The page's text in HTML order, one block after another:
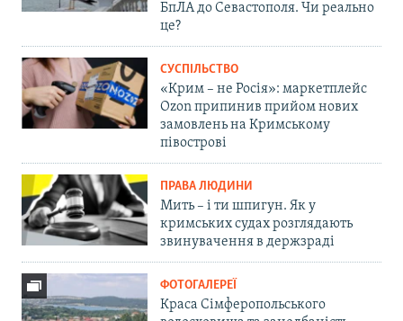
БпЛА до Севастополя. Чи реально
це?
СУСПІЛЬСТВО
«Крим – не Росія»: маркетплейс
Ozon припинив прийом нових
замовлень на Кримському
півострові
ПРАВА ЛЮДИНИ
Мить – і ти шпигун. Як у
кримських судах розглядають
звинувачення в держзраді
ФОТОГАЛЕРЕЇ
Краса Сімферопольського